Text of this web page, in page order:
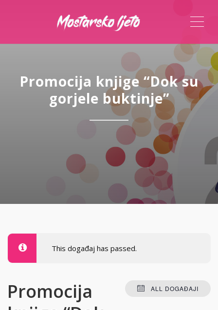
Promocija knjige “Dok su
gorjele buktinje”
This događaj has passed.
ALL DOGAĐAJI
Promocija